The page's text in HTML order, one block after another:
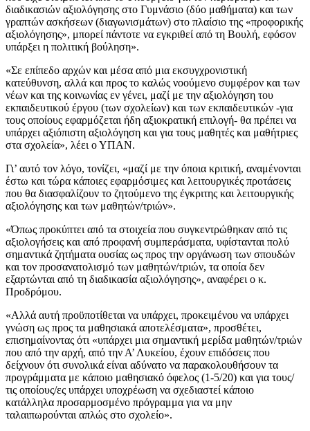
διαδικασιών αξιολόγησης στο Γυμνάσιο (δύο μαθήματα) και των
γραπτών ασκήσεων (διαγωνισμάτων) στο πλαίσιο της «προφορικής
αξιολόγησης», μπορεί πάντοτε να εγκριθεί από τη Βουλή, εφόσον
υπάρξει η πολιτική βούληση».
«Σε επίπεδο αρχών και μέσα από μια εκσυγχρονιστική
κατεύθυνση, αλλά και προς το καλώς νοούμενο συμφέρον και των
νέων και της κοινωνίας εν γένει, μαζί με την αξιολόγηση του
εκπαιδευτικού έργου (των σχολείων) και των εκπαιδευτικών -για
τους οποίους εφαρμόζεται ήδη αξιοκρατική επιλογή- θα πρέπει να
υπάρχει αξιόπιστη αξιολόγηση και για τους μαθητές και μαθήτριες
στα σχολεία», λέει ο ΥΠΑΝ.
Γι’ αυτό τον λόγο, τονίζει, «μαζί με την όποια κριτική, αναμένονται
έστω και τώρα κάποιες εφαρμόσιμες και λειτουργικές προτάσεις
που θα διασφαλίζουν το ζητούμενο της έγκριτης και λειτουργικής
αξιολόγησης και των μαθητών/τριών».
«Όπως προκύπτει από τα στοιχεία που συγκεντρώθηκαν από τις
αξιολογήσεις και από προφανή συμπεράσματα, υφίστανται πολύ
σημαντικά ζητήματα ουσίας ως προς την οργάνωση των σπουδών
και τον προσανατολισμό των μαθητών/τριών, τα οποία δεν
εξαρτώνται από τη διαδικασία αξιολόγησης», αναφέρει ο κ.
Προδρόμου.
«Αλλά αυτή προϋποτίθεται να υπάρχει, προκειμένου να υπάρχει
γνώση ως προς τα μαθησιακά αποτελέσματα», προσθέτει,
επισημαίνοντας ότι «υπάρχει μια σημαντική μερίδα μαθητών/τριών
που από την αρχή, από την Α’ Λυκείου, έχουν επιδόσεις που
δείχνουν ότι συνολικά είναι αδύνατο να παρακολουθήσουν τα
προγράμματα με κάποιο μαθησιακό όφελος (1-5/20) και για τους/
τις οποίους/ες υπάρχει υποχρέωση να σχεδιαστεί κάποιο
κατάλληλα προσαρμοσμένο πρόγραμμα για να μην
ταλαιπωρούνται απλώς στο σχολείο».